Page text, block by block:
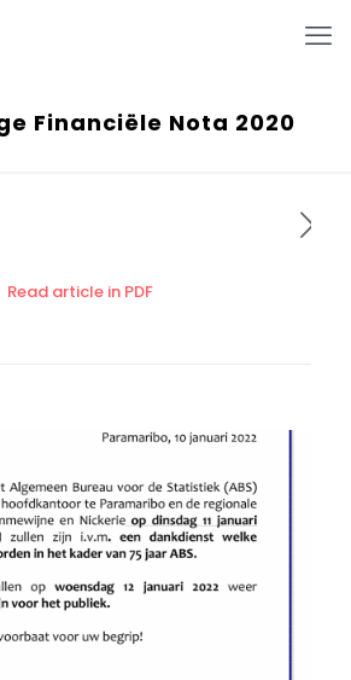
Financiële Nota 2020
Read article in PDF